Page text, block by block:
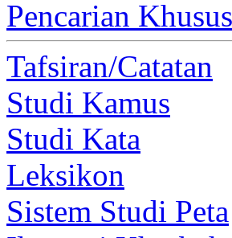
Pencarian Khusus
Tafsiran/Catatan
Studi Kamus
Studi Kata
Leksikon
Sistem Studi Peta